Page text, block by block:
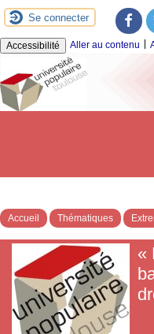
Se connecter
Accessibilité Aller au contenu |
Accueil Thématiques
«